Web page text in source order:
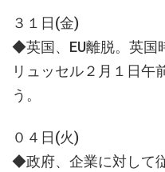
３１日(金)
◆英国、EU離脱。英国
リュッセル２月１日午
う。
０４日(火)
◆政府、企業に対して